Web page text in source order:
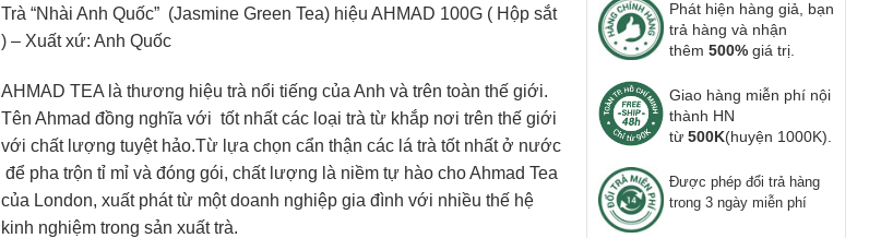
Phát hiện hàng giả, bạn
trả hàng và nhận
thêm 500% giá trị.
Giao hàng miễn phí nội
thành HN
từ 500K(huyện 1000K).
Được phép đổi trả hàng
trong 3 ngày miễn phí
Trà “Nhài Anh Quốc” (Jasmine Green Tea) hiệu AHMAD 100G ( Hộp sắt
) – Xuất xứ: Anh Quốc
AHMAD TEA là thương hiệu trà nổi tiếng của Anh và trên toàn thế giới.
Tên Ahmad đồng nghĩa với tốt nhất các loại trà từ khắp nơi trên thế giới
với chất lượng tuyệt hảo.Từ lựa chọn cẩn thận các lá trà tốt nhất ở nước
để pha trộn tỉ mỉ và đóng gói, chất lượng là niềm tự hào cho Ahmad Tea
của London, xuất phát từ một doanh nghiệp gia đình với nhiều thế hệ
kinh nghiệm trong sản xuất trà.